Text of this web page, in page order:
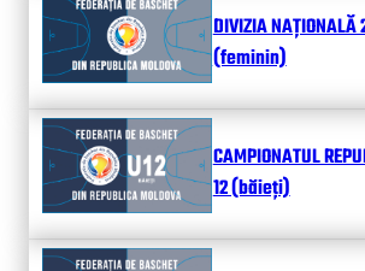
DIVIZIA
(feminin)
CAMPIONATUL
12 (băieți)